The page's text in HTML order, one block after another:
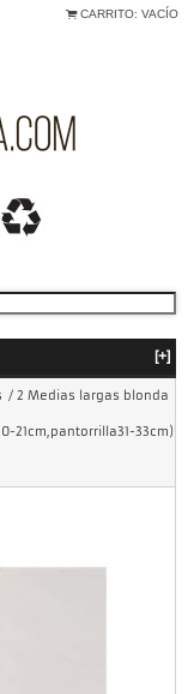
CARRITO: VACÍO
[+]
/ 2 Medias largas blonda
21cm,pantorrilla31-33cm)